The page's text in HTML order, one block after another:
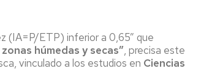
(IA=P/ETP) inferior a 0,65” que
húmedas y secas”, precisa este
vinculado a los estudios en Ciencias